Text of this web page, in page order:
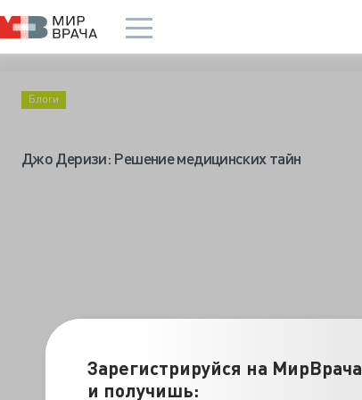
Зарегистрируйся на МирВрача
и получишь:
Блоги
Джо Деризи: Решение медицинских тайн